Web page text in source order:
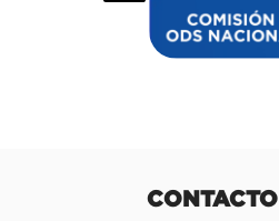
CONTACTO